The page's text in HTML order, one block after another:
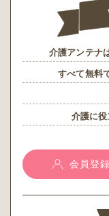
介護アンテナ
すべて無料
介護に
会員登録